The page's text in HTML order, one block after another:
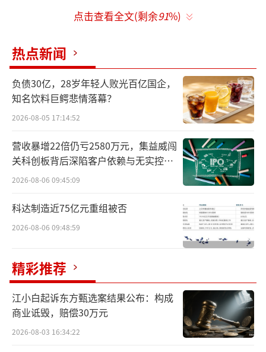
国内药企同样嗅到了降脂复方制剂的商
方面，除了齐鲁制药和科伦药业，浙江诺得药
业、石家庄四药、北京福元医药、山东朗诺制
药、南京正大天晴制药以及韩美药品等多家企
业，均已按照新注册分类提交了该药物的仿制
申请，目前正处于紧锣密鼓的审评审批流程之
中。
业内人士指出，降脂药物的联合应用已成
为临床血脂管理策略的主流趋势，而复方制剂
则为这一领域提供了更为优越的治疗选择。复
方制剂的研发并非简单的成分叠加，即“1+1=
2”的直观组合，而是需要跨越较高的制剂工艺
技术壁垒，这无疑对研发企业的技术实力和创
新能力提出了更高要求。
填补降脂复方制剂空白，
向重磅炸弹药物
点击查看全文(剩余91%)
热点新闻
负债30亿，28岁年轻人败光百亿国企，
知名饮料巨鳄悲情落幕？
2026-08-05 17:14:52
营收暴增22倍仍亏2580万元，集益威闯
关科创板背后深陷客户依赖与无实控人
困局
2026-08-06 09:45:09
科达制造近75亿元重组被否
2026-08-06 09:48:59
精彩推荐
江小白起诉东方甄选案结果公布：构成
商业诋毁，赔偿30万元
2026-08-03 16:34:22